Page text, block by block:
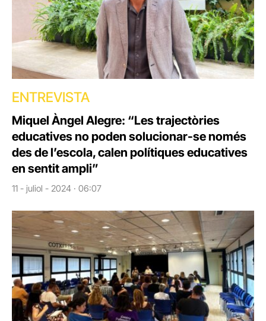
ENTREVISTA
Miquel Àngel Alegre: “Les trajectòries
educatives no poden solucionar-se només
des de l’escola, calen polítiques educatives
en sentit ampli”
11 - juliol - 2024 · 06:07